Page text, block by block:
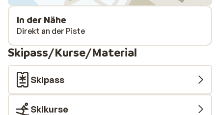
accomodation.
In der Nähe
Direkt an der Piste
Skipass/Kurse/Material
Skipass
Skikurse